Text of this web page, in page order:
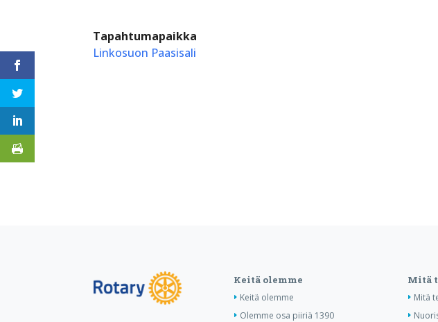
Tapahtumapaikka
Linkosuon Paasisali
Keitä olemme
Keitä olemme
Olemme osa piiriä 1390
Mitä
Mitä